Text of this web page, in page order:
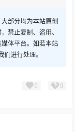
部分均为本站原创
禁止复制、盗用、
体平台。如若本站
进行处理。
0 0